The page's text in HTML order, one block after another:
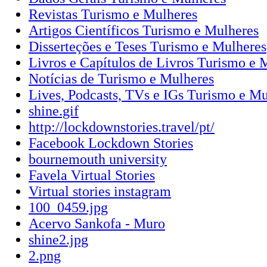
Revistas Turismo e Mulheres
Artigos Científicos Turismo e Mulheres
Disserteções e Teses Turismo e Mulheres
Livros e Capítulos de Livros Turismo e
Notícias de Turismo e Mulheres
Lives, Podcasts, TVs e IGs Turismo e
shine.gif
http://lockdownstories.travel/pt/
Facebook Lockdown Stories
bournemouth university
Favela Virtual Stories
Virtual stories instagram
100_0459.jpg
Acervo Sankofa - Muro
shine2.jpg
2.png